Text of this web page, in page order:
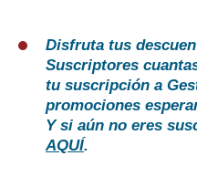
Disfruta tus
Suscriptores
tu suscripción a
promociones
Y si aún no eres
AQUÍ.